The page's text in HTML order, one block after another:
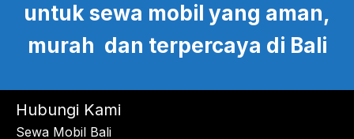
untuk sewa mobil yang aman,
murah dan terpercaya di Bali
Hubungi Kami
Sewa Mobil Bali